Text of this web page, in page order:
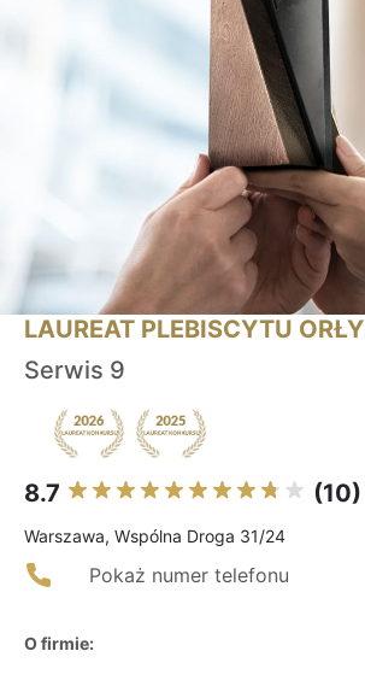
LAUREAT PLEBISCYTU ORŁY
Serwis 9
8.7 (10)
Warszawa, Wspólna Droga 31/24
Pokaż numer telefonu
O firmie: